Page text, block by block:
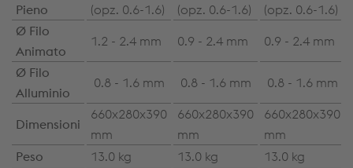
Pieno
(opz. 0.6-1.6)
(opz. 0.6-1.6)
(opz. 0.6-1.6)
Ø Filo
Animato
1.2 - 2.4 mm 0.9 - 2.4 mm
0.9 - 2.4 mm
Ø Filo
Alluminio
0.8 - 1.6 mm 0.8 - 1.6 mm 0.8 - 1.6 mm
Dimensioni
660x280x390
mm
660x280x390
mm
660x280x390
mm
Peso
13.0 kg 13.0 kg 13.0 kg